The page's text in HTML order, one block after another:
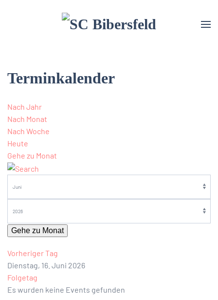
Terminkalender
Nach Jahr
Nach Monat
Nach Woche
Heute
Gehe zu Monat
Gehe zu Monat
Vorheriger Tag
Dienstag, 16. Juni 2026
Folgetag
Es wurden keine Events gefunden